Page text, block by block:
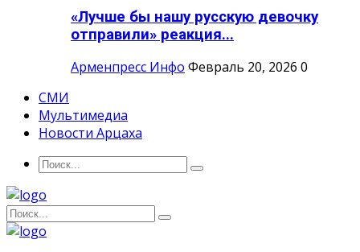
«Лучше бы нашу русскую девочку
отправили» реакция...
Арменпресс Инфо Февраль 20, 2026 0
СМИ
Мультимедиа
Новости Арцаха